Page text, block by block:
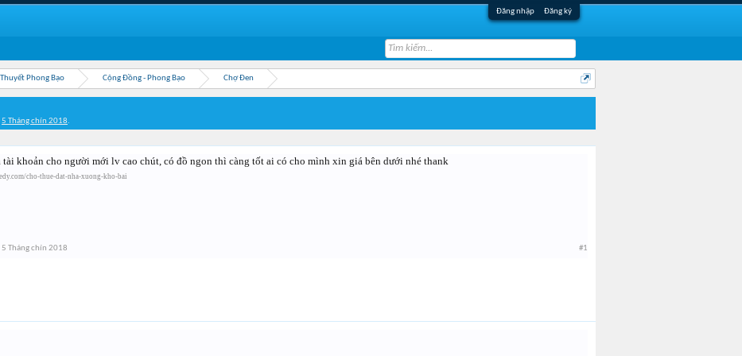
Đăng nhập Đăng ký
Phong Bạo Cộng Đồng - Phong Bạo Chợ Đen
5 Tháng chín 2018.
tài khoản cho người mới lv cao chút, có đồ ngon thì càng tốt ai có cho mình xin giá bên dưới nhé thank
cho-thue-dat-nha-xuong-kho-bai
5 Tháng chín 2018 #1